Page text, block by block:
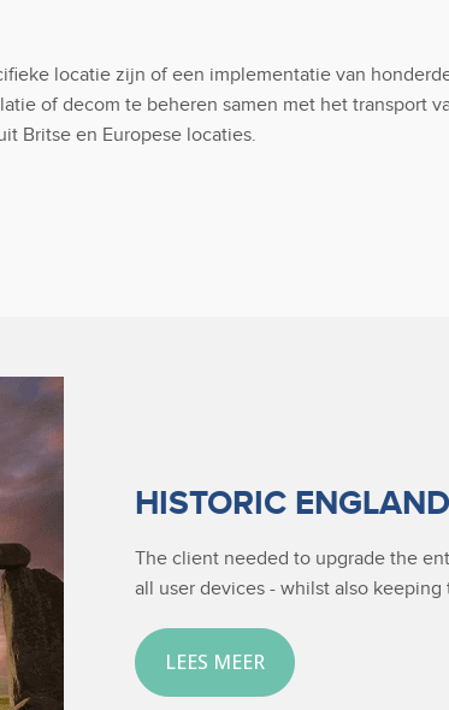
locatie zijn of een implementatie van
of decom te beheren samen met het transport
Britse en Europese locaties.
HISTORIC ENGLAND
The client needed to upgrade the
all user devices - whilst also
LEES MEER